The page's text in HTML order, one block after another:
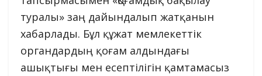
туралы» заң дайындалып жатқанын
хабарлады. Бұл құжат мемлекеттік
органдардың қоғам алдындағы
ашықтығы мен есептілігін қамтамасыз